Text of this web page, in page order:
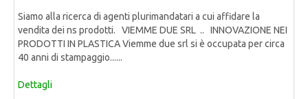
Siamo alla ricerca di agenti plurimandatari a cui affidare la
vendita dei ns prodotti. VIEMME DUE SRL .. INNOVAZIONE NEI
PRODOTTI IN PLASTICA Viemme due srl si è occupata per circa
40 anni di stampaggio......
Dettagli